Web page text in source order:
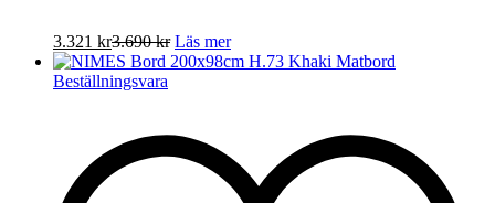
3.321 kr3.690kr Läs mer
Beställningsvara